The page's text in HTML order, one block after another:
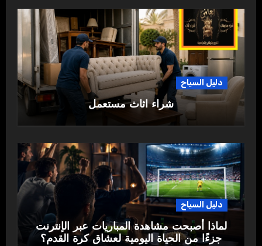
دليل السياح
شراء اثاث مستعمل
دليل السياح
لماذا أصبحت مشاهدة المباريات عبر الإنترنت
جزءًا من الحياة اليومية لعشاق كرة القدم؟